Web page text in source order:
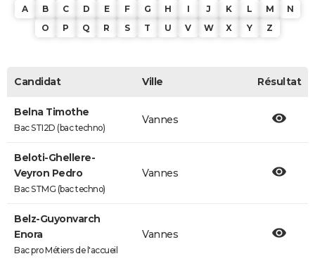
A B C D E F G H I J K L M
N
O
P Q R S T U V W X Y Z
Candidat Ville Résultat
Belna Timothe
Bac STI2D (bac techno)
Vannes
Beloti-Ghellere-
Veyron Pedro
Bac STMG (bac techno)
Vannes
Belz-Guyonvarch
Enora
Bac pro Métiers de l'accueil
Vannes